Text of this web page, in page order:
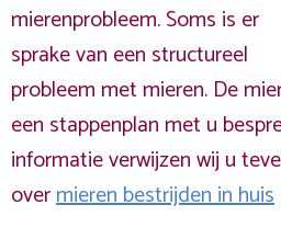
mierenprobleem. Soms is er
sprake van een structureel
probleem met mieren. De
een stappenplan met u
informatie verwijzen wij u
overmieren bestrijden in huis